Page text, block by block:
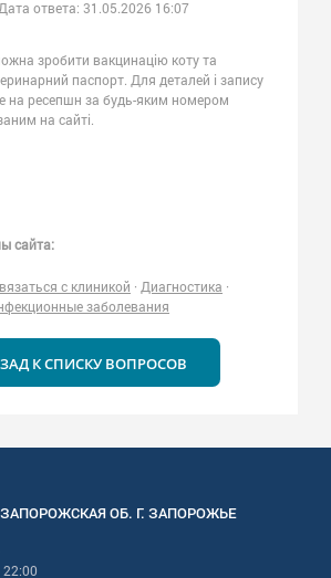
Дата ответа: 31.05.2026 16:07
зробити вакцинацію коту та
паспорт. Для деталей і запису
на ресепшн за будь-яким номером
на сайті.
сайта:
с клиникой · Диагностика ·
заболевания
К СПИСКУ ВОПРОСОВ
ЗАПОРОЖСКАЯОБ. Г. ЗАПОРОЖЬЕ
22:00